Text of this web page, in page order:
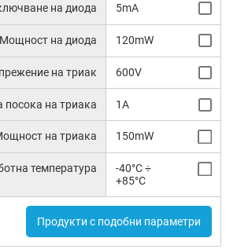
на диода 5mA
Мощност на диода 120mW
на триак 600V
посока на триака 1A
на триака 150mW
температура
-40°C ÷
+85°C
Продукти с подобни параметри